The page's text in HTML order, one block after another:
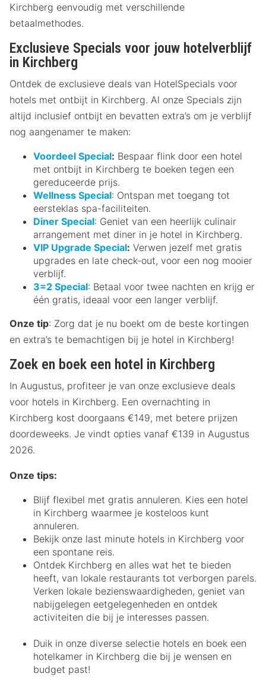
Kirchberg eenvoudig met verschillende
betaalmethodes.
Exclusieve Specials voor jouw hotelverblijf
in Kirchberg
Ontdek de exclusieve deals van HotelSpecials voor
hotels met ontbijt in Kirchberg. Al onze Specials zijn
altijd inclusief ontbijt en bevatten extra’s om je verblijf
nog aangenamer te maken:
Voordeel Special: Bespaar flink door een hotel
met ontbijt in Kirchberg te boeken tegen een
gereduceerde prijs.
Wellness Special: Ontspan met toegang tot
eersteklas spa-faciliteiten.
Diner Special: Geniet van een heerlijk culinair
arrangement met diner in je hotel in Kirchberg.
VIP Upgrade Special: Verwen jezelf met gratis
upgrades en late check-out, voor een nog mooier
verblijf.
3=2 Special: Betaal voor twee nachten en krijg er
één gratis, ideaal voor een langer verblijf.
Onze tip: Zorg dat je nu boekt om de beste kortingen
en extra’s te bemachtigen bij je hotel in Kirchberg!
Zoek en boek een hotel in Kirchberg
In Augustus, profiteer je van onze exclusieve deals
voor hotels in Kirchberg. Een overnachting in
Kirchberg kost doorgaans €149, met betere prijzen
doordeweeks. Je vindt opties vanaf €139 in Augustus
2026.
Onze tips:
Blijf flexibel met gratis annuleren. Kies een hotel
in Kirchberg waarmee je kosteloos kunt
annuleren.
Bekijk onze last minute hotels in Kirchberg voor
een spontane reis.
Ontdek Kirchberg en alles wat het te bieden
heeft, van lokale restaurants tot verborgen parels.
Verken lokale bezienswaardigheden, geniet van
nabijgelegen eetgelegenheden en ontdek
activiteiten die bij je interesses passen.
Duik in onze diverse selectie hotels en boek een
hotelkamer in Kirchberg die bij je wensen en
budget past!